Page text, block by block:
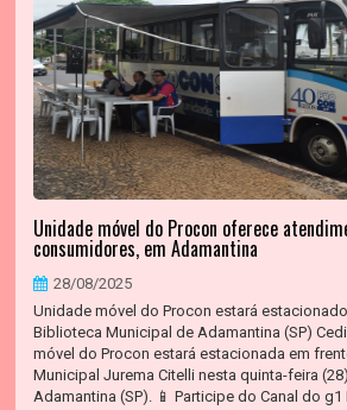
Unidade móvel do Procon oferece
consumidores, em Adamantina
28/08/2025
Unidade móvel do Procon estará
Biblioteca Municipal de Adamantina (SP)
móvel do Procon estará estacionada em
Municipal Jurema Citelli nesta quinta-feira
Adamantina (SP). 📱 Participe do Canal do g1